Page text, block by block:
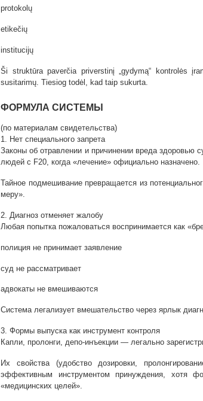
protokolų
etikečių
institucijų
Ši struktūra paverčia priverstinį „gydymą“ kontrolės
susitarimų. Tiesiog todėl, kad taip sukurta.
ФОРМУЛА СИСТЕМЫ
(по материалам свидетельства)
1. Нет специального запрета
Законы об отравлении и причинении вреда
людей с F20, когда «лечение» официально назначено.
Тайное подмешивание превращается из
меру».
2. Диагноз отменяет жалобу
Любая попытка пожаловаться воспринимается как
полиция не принимает заявление
суд не рассматривает
адвокаты не вмешиваются
Система легализует вмешательство через ярлык
3. Формы выпуска как инструмент контроля
Капли, пролонги, депо‑инъекции — легально
Их свойства (удобство дозировки,
эффективным инструментом принуждения, хотя
«медицинских целей».